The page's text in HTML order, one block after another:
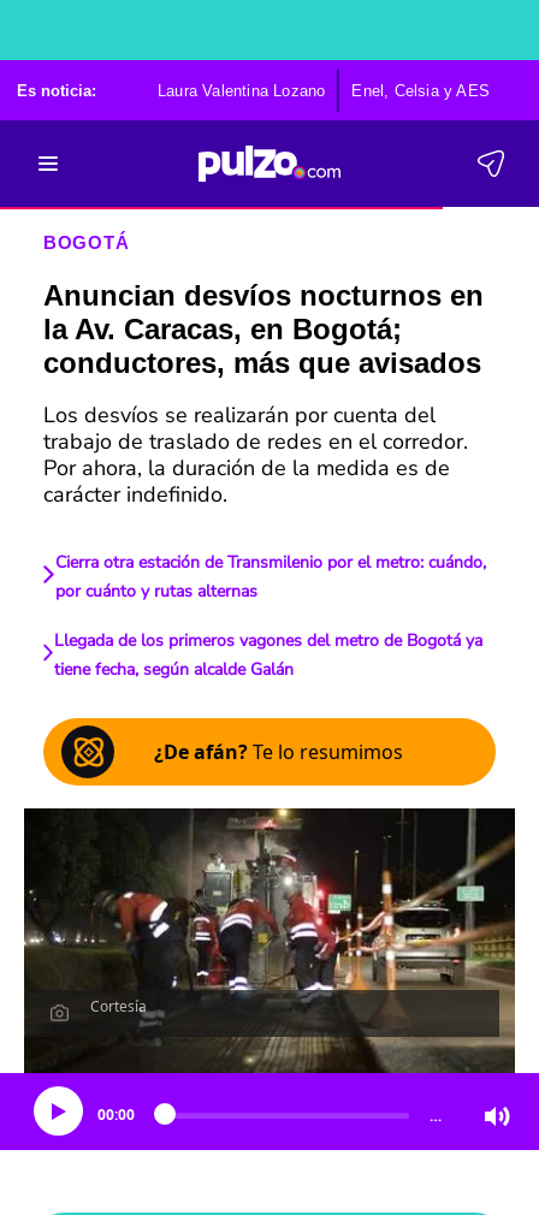
Es noticia: Laura Valentina Lozano Enel, Celsia y AES
BOGOTÁ
Anuncian desvíos nocturnos en
la Av. Caracas, en Bogotá;
conductores, más que avisados
Los desvíos se realizarán por cuenta del
trabajo de traslado de redes en el corredor.
Por ahora, la duración de la medida es de
carácter indefinido.
Cierra otra estación de Transmilenio por el metro: cuándo,
por cuánto y rutas alternas
Llegada de los primeros vagones del metro de Bogotá ya
tiene fecha, según alcalde Galán
¿De afán?Te lo resumimos
Cortesía
Escucha el artículo
00:00 …